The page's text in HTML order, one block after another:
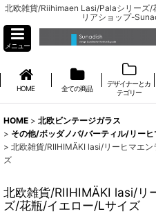
北欧雑貨/Riihimaen Lasi/Palaシリーズ
リアショップ-
メニュー
HOME 全ての商品
デザイナーとカ
テゴリー
HOME > 北欧ビンテージガラス
> その他/ボッダノバ/バーティル/リー
> 北欧雑貨/RIIHIMÄKI lasi/リーヒマエ
ズ
北欧雑貨/RIIHIMÄKI lasi/リ
ズ/花瓶/イエロー/Lサイズ